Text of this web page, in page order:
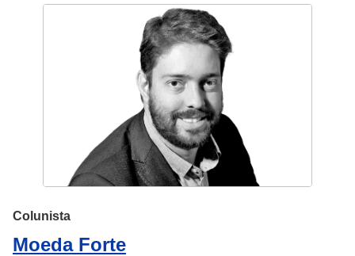
Colunista
Moeda Forte